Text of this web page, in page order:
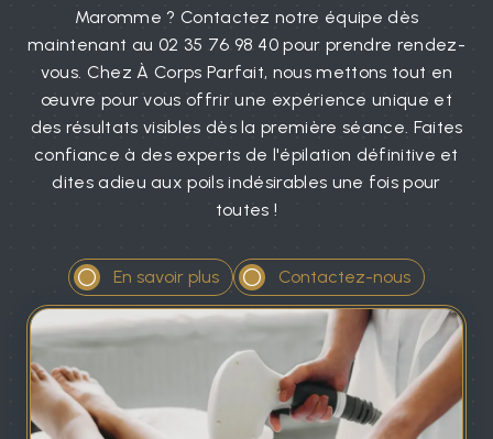
Maromme ? Contactez notre équipe dès
maintenant au 02 35 76 98 40 pour prendre rendez-
vous. Chez À Corps Parfait, nous mettons tout en
œuvre pour vous offrir une expérience unique et
des résultats visibles dès la première séance. Faites
confiance à des experts de l'épilation définitive et
dites adieu aux poils indésirables une fois pour
toutes !
En savoir plus Contactez-nous